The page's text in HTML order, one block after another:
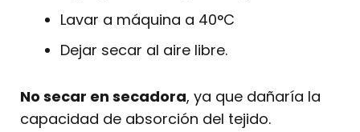
Lavar a máquina a 40°C
Dejar secar al aire libre.
No secar en secadora, ya que dañaría la
capacidad de absorción del tejido.